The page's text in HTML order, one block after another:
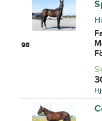
98